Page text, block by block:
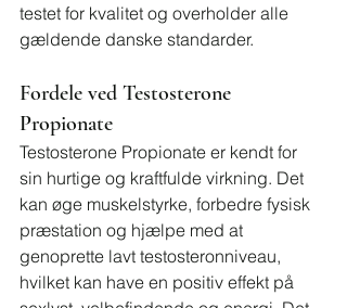
testet for kvalitet og overholder alle
gældende danske standarder.
Fordele ved Testosterone
Propionate
Testosterone Propionate er kendt for
sin hurtige og kraftfulde virkning. Det
kan øge muskelstyrke, forbedre fysisk
præstation og hjælpe med at
genoprette lavt testosteronniveau,
hvilket kan have en positiv effekt på